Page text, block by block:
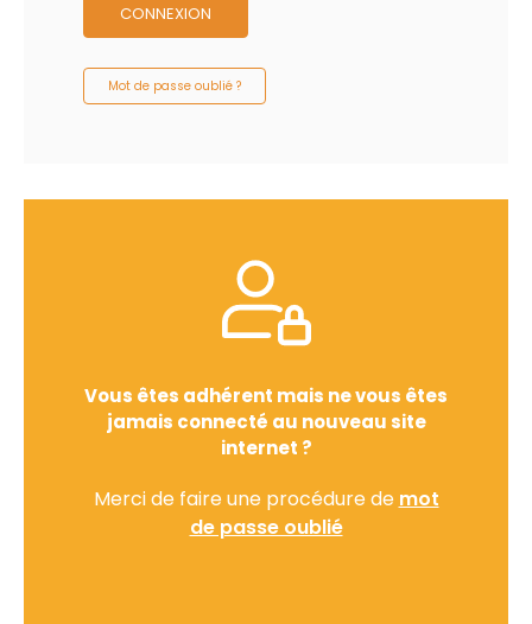
CONNEXION
Mot de passe oublié ?
Vous êtes adhérent mais ne vous êtes
jamais connecté au nouveau site
internet ?
Merci de faire une procédure de mot
de passe oublié